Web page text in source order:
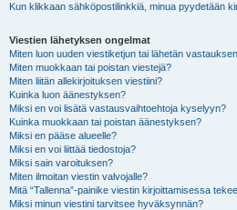
Kun klikkaan sähköpostilinkkiä, minua pyydetään
Viestien lähetyksen ongelmat
Miten luon uuden viestiketjun tai lähetän
Miten muokkaan tai poistan viestejä?
Miten liitän allekirjoituksen viestiini?
Kuinka luon äänestyksen?
Miksi en voi lisätä vastausvaihtoehtoja kyselyyn?
Kuinka muokkaan tai poistan äänestyksen?
Miksi en pääse alueelle?
Miksi en voi liittää tiedostoja?
Miksi sain varoituksen?
Miten ilmoitan viestin valvojalle?
Mitä “Tallenna”-painike viestin kirjoittamisessa
Miksi minun viestini tarvitsee hyväksynnän?